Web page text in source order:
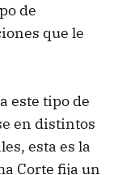
de
que le
este tipo de
en distintos
esta es la
Corte fija un